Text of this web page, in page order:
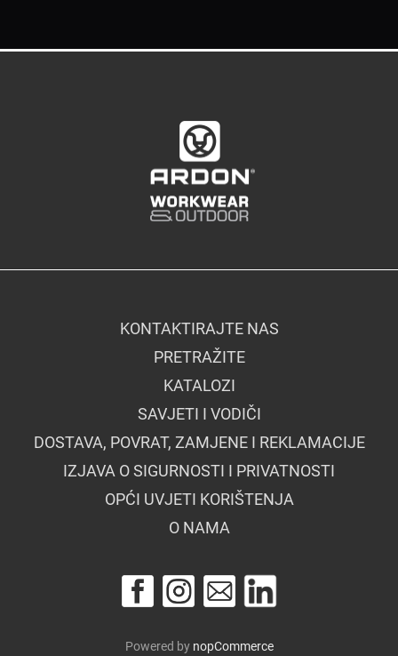
KONTAKTIRAJTE NAS
PRETRAŽITE
KATALOZI
SAVJETI I VODIČI
DOSTAVA, POVRAT, ZAMJENE I REKLAMACIJE
IZJAVA O SIGURNOSTI I PRIVATNOSTI
OPĆI UVJETI KORIŠTENJA
O NAMA
Powered by nopCommerce